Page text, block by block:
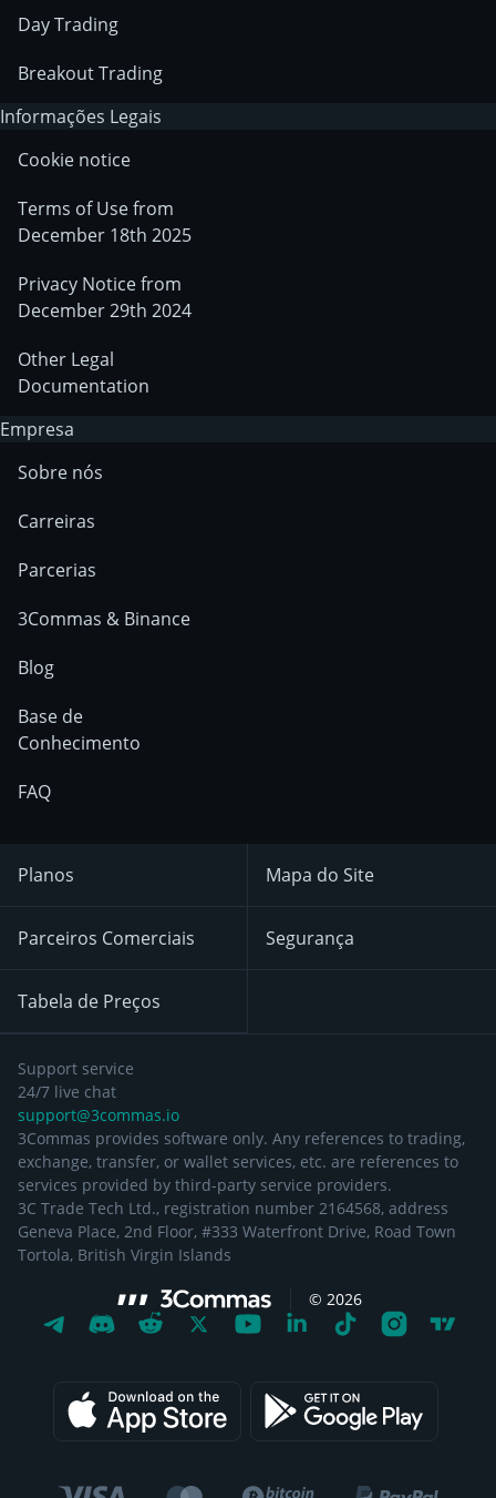
Day Trading
Breakout Trading
Informações Legais
Cookie notice
Terms of Use from
December 18th 2025
Privacy Notice from
December 29th 2024
Other Legal
Documentation
Empresa
Sobre nós
Carreiras
Parcerias
3Commas & Binance
Blog
Base de
Conhecimento
FAQ
Planos
Parceiros Comerciais
Tabela de Preços
Mapa do Site
Segurança
Support service
24/7 live chat
support@3commas.io
3Commas provides software only. Any references to trading,
exchange, transfer, or wallet services, etc. are references to
services provided by third-party service providers.
3C Trade Tech Ltd., registration number 2164568, address
Geneva Place, 2nd Floor, #333 Waterfront Drive, Road Town
Tortola, British Virgin Islands
© 2026